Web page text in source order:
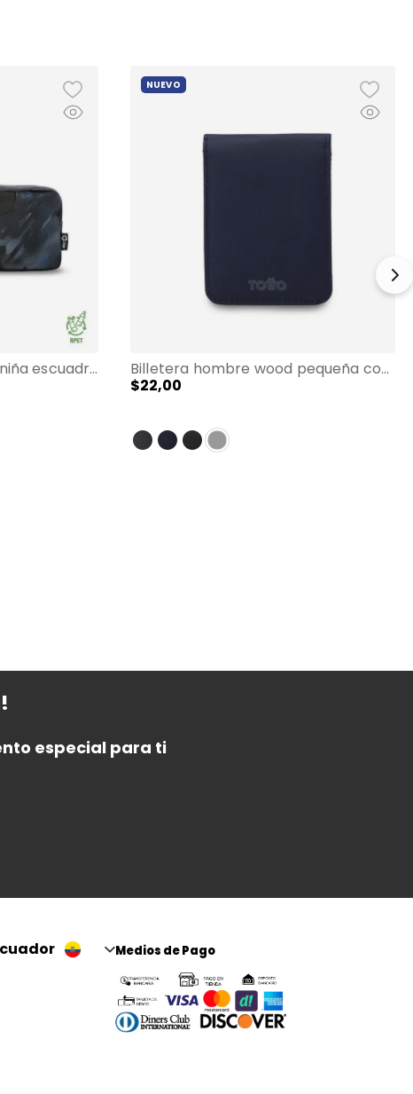
Cartuchera totto para niña escuadra grande gris Billetera hombre wood pequeña con rfid blocker azul
NUEVO
$22,00
especial para ti
Medios de Pago